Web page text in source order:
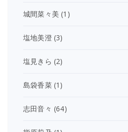
城間菜々美 (1)
塩地美澄(3)
塩見きら (2)
島袋香菜(1)
志田音々 (64)